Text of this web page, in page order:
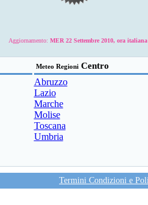
Aggiornamento: MER 22 Settembre 2010, ora
Meteo RegioniCentro
Abruzzo
Lazio
Marche
Molise
Toscana
Umbria
Termini Condizioni e